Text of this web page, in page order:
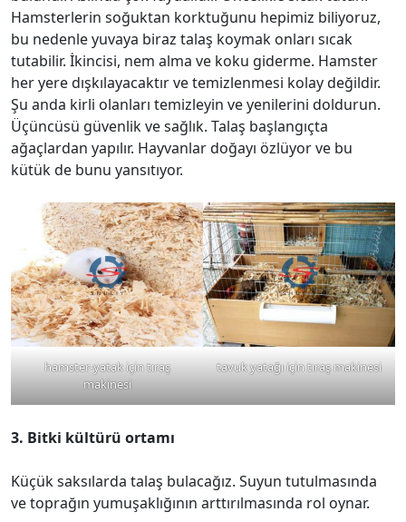
Hamsterlerin soğuktan korktuğunu hepimiz biliyoruz,
bu nedenle yuvaya biraz talaş koymak onları sıcak
tutabilir. İkincisi, nem alma ve koku giderme. Hamster
her yere dışkılayacaktır ve temizlenmesi kolay değildir.
Şu anda kirli olanları temizleyin ve yenilerini doldurun.
Üçüncüsü güvenlik ve sağlık. Talaş başlangıçta
ağaçlardan yapılır. Hayvanlar doğayı özlüyor ve bu
kütük de bunu yansıtıyor.
hamster-yatak için tıraş
makinesi
tavuk yatağı için tıraş makinesi
3. Bitki kültürü ortamı
Küçük saksılarda talaş bulacağız. Suyun tutulmasında
ve toprağın yumuşaklığının arttırılmasında rol oynar.